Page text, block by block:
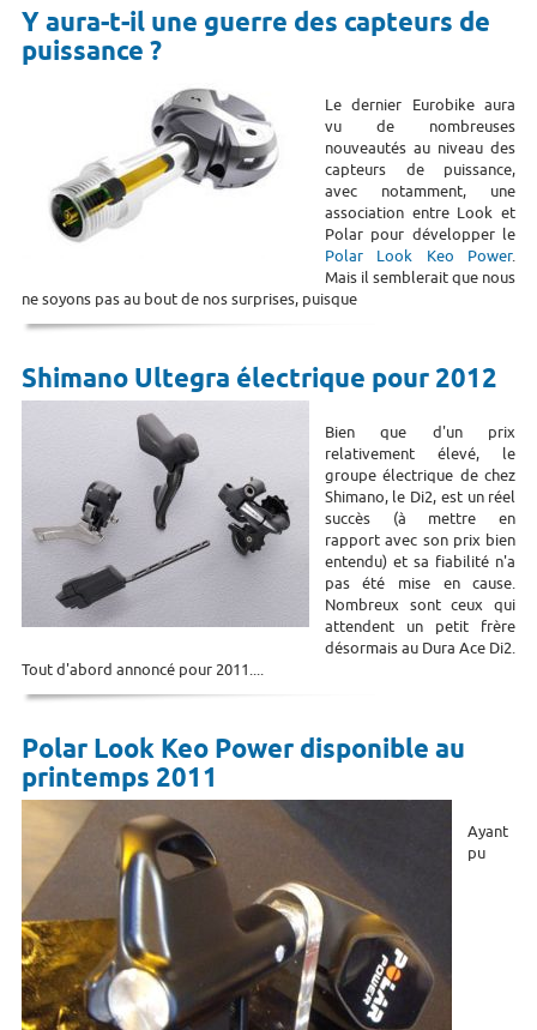
Y aura-t-il une guerre des capteurs de
puissance ?
Le dernier Eurobike aura
vu de nombreuses
nouveautés au niveau des
capteurs de puissance,
avec notamment, une
association entre Look et
Polar pour développer le
Polar Look Keo Power.
Mais il semblerait que nous
ne soyons pas au bout de nos surprises, puisque
Shimano Ultegra électrique pour 2012
Bien que d'un prix
relativement élevé, le
groupe électrique de chez
Shimano, le Di2, est un réel
succès (à mettre en
rapport avec son prix bien
entendu) et sa fiabilité n'a
pas été mise en cause.
Nombreux sont ceux qui
attendent un petit frère
désormais au Dura Ace Di2.
Tout d'abord annoncé pour 2011....
Polar Look Keo Power disponible au
printemps 2011
Ayant
pu